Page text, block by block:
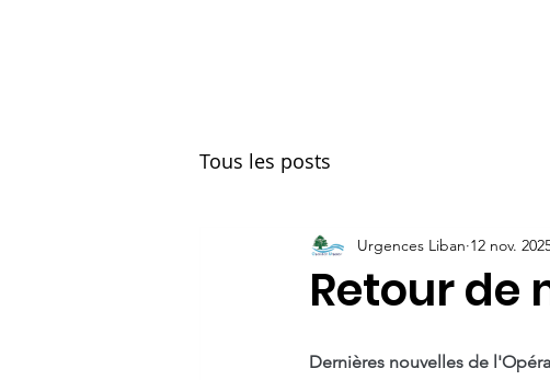
Tous les posts
Retour de
Urgences Liban 12 nov.
Dernières nouvelles de